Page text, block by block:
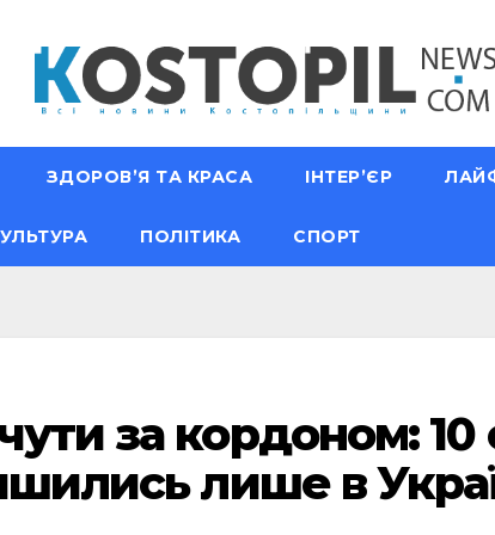
ЗДОРОВ’Я ТА КРАСА ІНТЕР’ЄР
ПОЛІТИКА СПОРТ
за кордоном: 10
лише в